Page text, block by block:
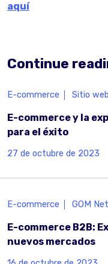
aquí
Continue
E-commerce Sitio web
E-commerce y la
para el éxito
27 de octubre de 2023
E-commerce GOM
E-commerce B2B:
nuevos mercados